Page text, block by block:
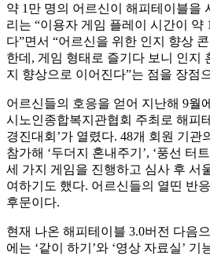
약 1만 명의 어르신이 해피테이블을
리는 “이용자 게임 플레이 시간이 약
다”면서 “어르신을 위한 인지 향상
한데, 게임 형태로 즐기다 보니 인지
지 향상으로 이어진다”는 점을 장점
어르신들의 호응을 얻어 지난해 9월
시노인종합복지관협회 주최로 해피
경진대회’가 열렸다. 48개 회원 기관
참가해 ‘두더지 혼내주기’, ‘풍선 터
세 가지 게임을 진행하고 심사 후 서
여하기도 했다. 어르신들의 열띤 반
후문이다.
현재 나온 해피테이블 3.0버전 다음
에는 ‘같이 하기’와 ‘영상 자료실’ 기